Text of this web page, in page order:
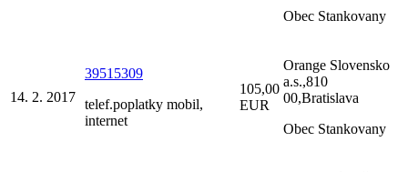
Obec Stankovany
14. 2. 2017
39515309
telef.poplatky mobil,
internet
105,00
EUR
Orange Slovensko
a.s.,810
00,Bratislava
Obec Stankovany